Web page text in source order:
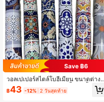
Save ฿6
วอลเปเปอร์สไตล์โบฮีเมียน ขนาดต่างๆ
วอลเปเปอร์ติดเองได้ กันน้ำ กันน้ำมัน กั
นไฟ เหมาะสำหรับห้องครัว ห้องน้ำ ห้อง
฿43 -12% 2 วันสุดท้าย